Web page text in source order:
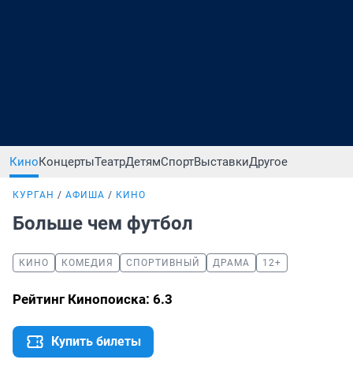
КиноКонцертыТеатрДетямСпортВыставкиДругое
КУРГАН АФИША КИНО
Больше чем футбол
КИНО КОМЕДИЯ СПОРТИВНЫЙ ДРАМА 12+
Рейтинг Кинопоиска: 6.3
Купить билеты